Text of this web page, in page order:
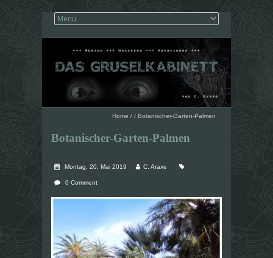
Home / / Botanischer-Garten-Palmen
Botanischer-Garten-Palmen
Montag, 20. Mai 2019 C. Araxe
0 Comment